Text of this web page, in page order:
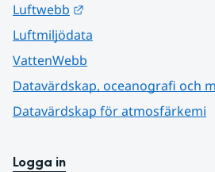
Luftwebb
Luftmiljödata
VattenWebb
Datavärdskap, oceanografi och
Datavärdskap för atmosfärkemi
Logga in